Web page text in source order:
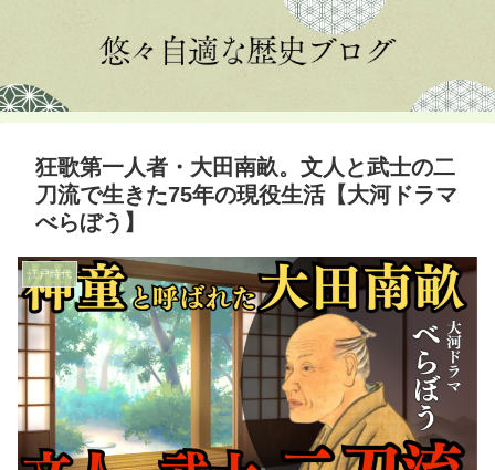
狂歌第一人者・大田南畝。文人と武士の二
刀流で生きた75年の現役生活【大河ドラマ
べらぼう】
江戸時代